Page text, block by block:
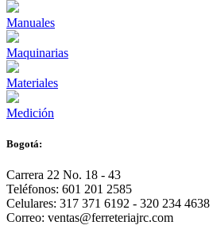
Manuales
Maquinarias
Materiales
Medición
Bogotá:
Carrera 22 No. 18 - 43
Teléfonos: 601 201 2585
Celulares: 317 371 6192 - 320 234 4638
Correo: ventas@ferreteriajrc.com